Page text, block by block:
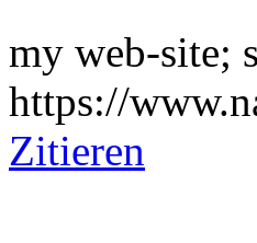
my web-site;
https://
Zitieren